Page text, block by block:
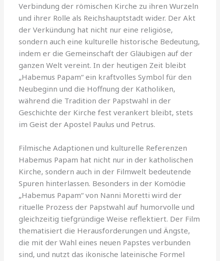
Verbindung der römischen Kirche zu ihren Wurzeln
und ihrer Rolle als Reichshauptstadt wider. Der Akt
der Verkündung hat nicht nur eine religiöse,
sondern auch eine kulturelle historische Bedeutung,
indem er die Gemeinschaft der Gläubigen auf der
ganzen Welt vereint. In der heutigen Zeit bleibt
„Habemus Papam“ ein kraftvolles Symbol für den
Neubeginn und die Hoffnung der Katholiken,
während die Tradition der Papstwahl in der
Geschichte der Kirche fest verankert bleibt, stets
im Geist der Apostel Paulus und Petrus.
Filmische Adaptionen und kulturelle Referenzen
Habemus Papam hat nicht nur in der katholischen
Kirche, sondern auch in der Filmwelt bedeutende
Spuren hinterlassen. Besonders in der Komödie
„Habemus Papam“ von Nanni Moretti wird der
rituelle Prozess der Papstwahl auf humorvolle und
gleichzeitig tiefgründige Weise reflektiert. Der Film
thematisiert die Herausforderungen und Ängste,
die mit der Wahl eines neuen Papstes verbunden
sind, und nutzt das ikonische lateinische Formel